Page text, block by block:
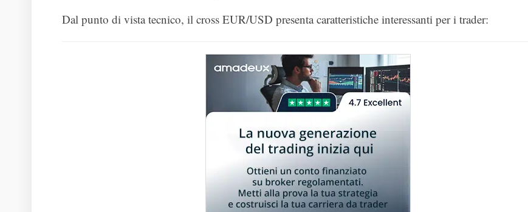
Dal punto di vista tecnico, il cross EUR/USD presenta caratteristiche interessanti per i trader: